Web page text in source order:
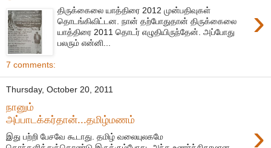
›
திருக்கைலை யாத்திரை 2012 முன்பதிவுகள்
தொடங்கிவிட்டன. நான் தற்போதுதான் திருக்கைலை
யாத்திரை 2011 தொடர் எழுதியிருந்தேன். அப்போது
பலரும் என்னி...
7 comments:
Thursday, October 20, 2011
நானும்
அப்பாடக்கர்தான்...தமிழ்மணம்
›
இது பற்றி பேசவே கூடாது. தமிழ் வலையுலகமே